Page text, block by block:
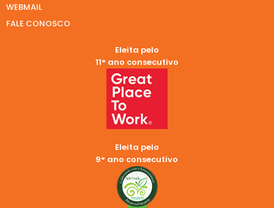
WEBMAIL
FALE CONOSCO
Eleita pelo
11° ano consecutivo
Eleita pelo
9° ano consecutivo